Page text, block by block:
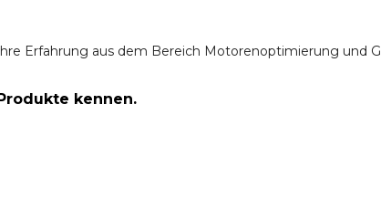
Erfahrung aus dem Bereich Motorenoptimierung und
kennen.